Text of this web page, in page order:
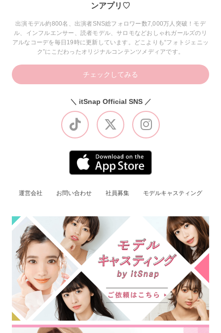
ンアプリ♡
出演モデル約800名、出演者SNS総フォロワー数7,000万人突破！モデ
ル、インフルエンサー、読者モデル、サロモなどおしゃれガールズのリ
アルなコーデを毎日19時に更新しています。どこよりも“フォトジェニッ
ク”にこだわったオリジナルコンテンツメディアです。
チェックしてみる
＼ itSnap Official SNS ／
運営会社 お問い合わせ 社員募集 モデルキャスティング